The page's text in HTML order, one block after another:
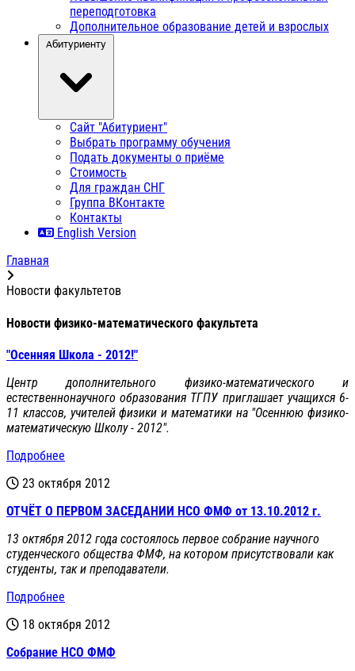
переподготовка
Дополнительное образование детей и взрослых
Абитуриенту
Сайт "Абитуриент"
Выбрать программу обучения
Подать документы о приёме
Стоимость
Для граждан СНГ
Группа ВКонтакте
Контакты
English Version
Главная
Новости факультетов
Новости физико-математического факультета
"Осенняя Школа - 2012!"
Центр дополнительного физико-математического и
естественнонаучного образования ТГПУ приглашает учащихся 6-
11 классов, учителей физики и математики на "Осеннюю физико-
математическую Школу - 2012".
Подробнее
23 октября 2012
ОТЧЁТ О ПЕРВОМ ЗАСЕДАНИИ НСО ФМФ от 13.10.2012 г.
13 октября 2012 года состоялось первое собрание научного
студенческого общества ФМФ, на котором присутствовали как
студенты, так и преподаватели.
Подробнее
18 октября 2012
Собрание НСО ФМФ